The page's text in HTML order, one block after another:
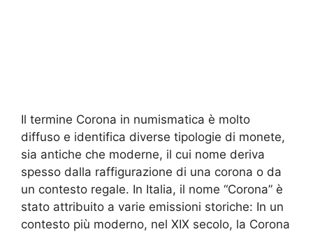
Il termine Corona in numismatica è molto
diffuso e identifica diverse tipologie di monete,
sia antiche che moderne, il cui nome deriva
spesso dalla raffigurazione di una corona o da
un contesto regale. In Italia, il nome “Corona” è
stato attribuito a varie emissioni storiche: In un
contesto più moderno, nel XIX secolo, la Corona